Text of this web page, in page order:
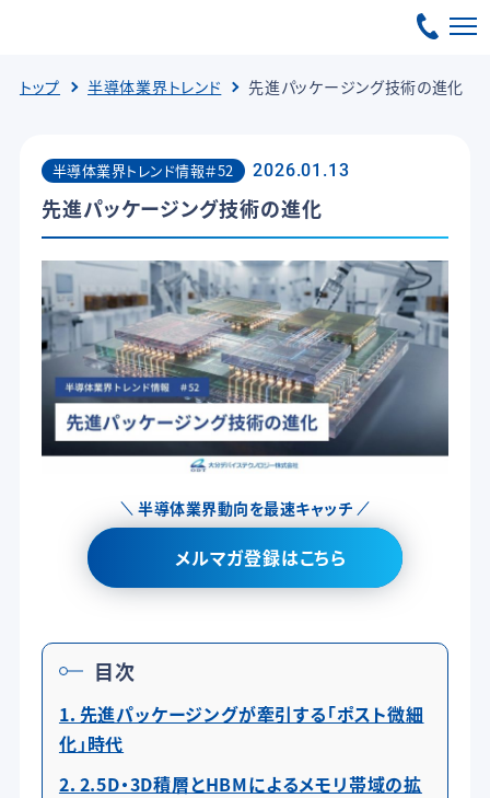
トップ 半導体業界トレンド 先進パッケージング技術の進化
半導体業界トレンド情報＃52 2026.01.13
先進パッケージング技術の進化
半導体業界動向を最速キャッチ
メルマガ登録はこちら
目次
1．先進パッケージングが牽引する「ポスト微細
化」時代
2．2.5D・3D積層とHBMによるメモリ帯域の拡